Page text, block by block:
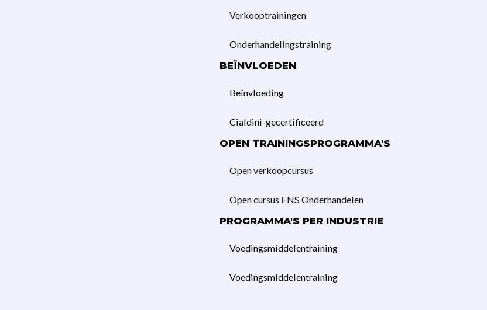
Verkooptrainingen
Onderhandelings­training
BEÏNVLOEDEN
Beïnvloeding
Cialdini-gecertificeerd
OPEN TRAININGSPROGRAMMA'S
Open verkoopcursus
Open cursus ENS Onderhandelen
PROGRAMMA'S PER INDUSTRIE
Voedingsmiddelentraining
Voedingsmiddelentraining